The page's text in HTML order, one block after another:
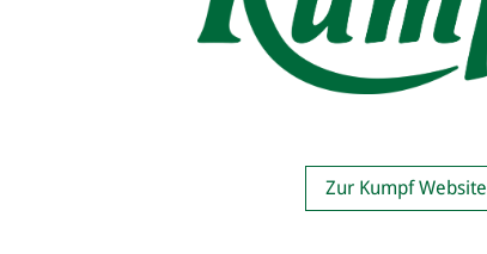
Zur Kumpf Website